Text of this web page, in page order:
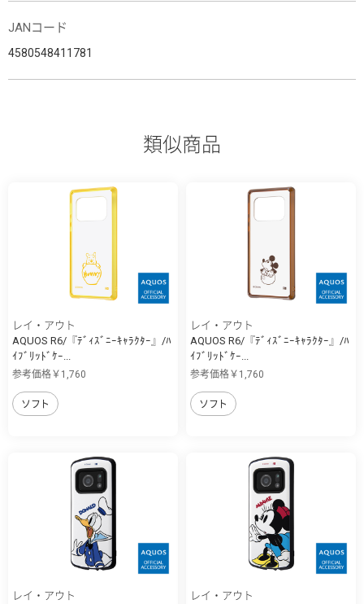
JANコード
4580548411781
類似商品
レイ・アウト
AQUOS R6/『ﾃﾞｨｽﾞﾆｰｷｬﾗｸﾀｰ』/ﾊ
ｲﾌﾞﾘｯﾄﾞｹｰ...
参考価格￥1,760
ソフト
レイ・アウト
AQUOS R6/『ﾃﾞｨｽﾞﾆｰｷｬﾗｸﾀｰ』/ﾊ
ｲﾌﾞﾘｯﾄﾞｹｰ...
参考価格￥1,760
ソフト
レイ・アウト
レイ・アウト